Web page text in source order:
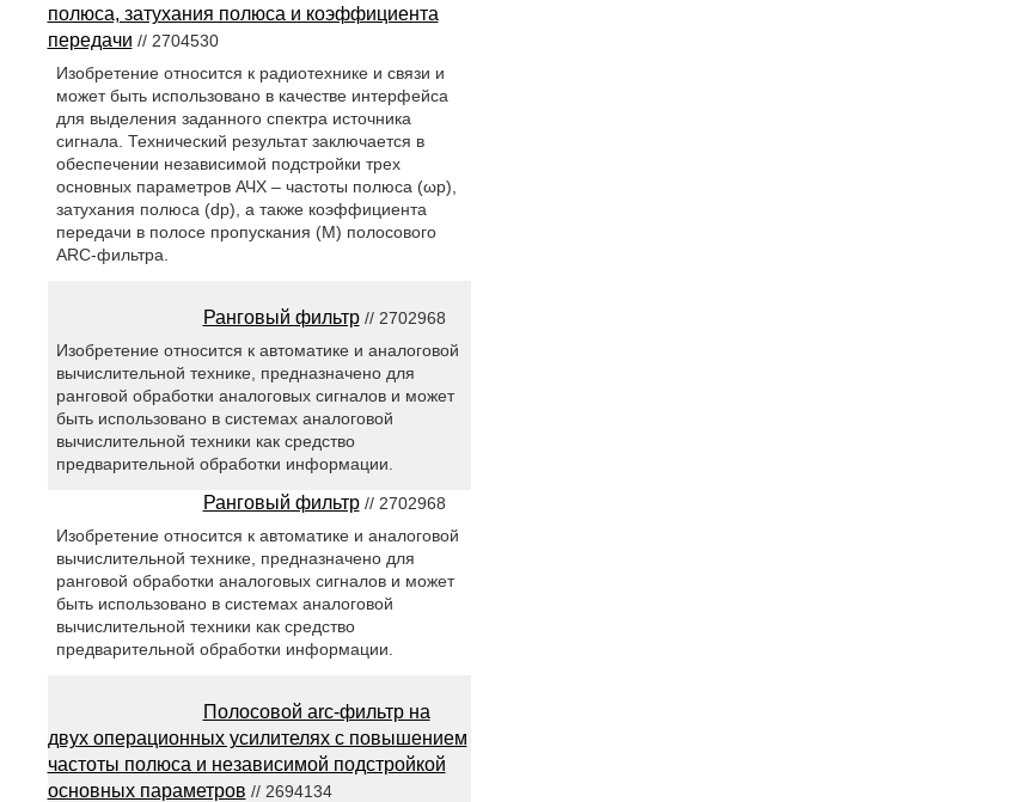
полюса, затухания полюса и коэффициента
передачи // 2704530
Изобретение относится к радиотехнике и связи и
может быть использовано в качестве интерфейса
для выделения заданного спектра источника
сигнала. Технический результат заключается в
обеспечении независимой подстройки трех
основных параметров АЧХ – частоты полюса (ωp),
затухания полюса (dp), а также коэффициента
передачи в полосе пропускания (М) полосового
АRC-фильтра.
Ранговый фильтр// 2702968
Изобретение относится к автоматике и аналоговой
вычислительной технике, предназначено для
ранговой обработки аналоговых сигналов и может
быть использовано в системах аналоговой
вычислительной техники как средство
предварительной обработки информации.
Ранговый фильтр// 2702968
Изобретение относится к автоматике и аналоговой
вычислительной технике, предназначено для
ранговой обработки аналоговых сигналов и может
быть использовано в системах аналоговой
вычислительной техники как средство
предварительной обработки информации.
Полосовой arc-фильтр на
двух операционных усилителях с повышением
частоты полюса и независимой подстройкой
основных параметров // 2694134